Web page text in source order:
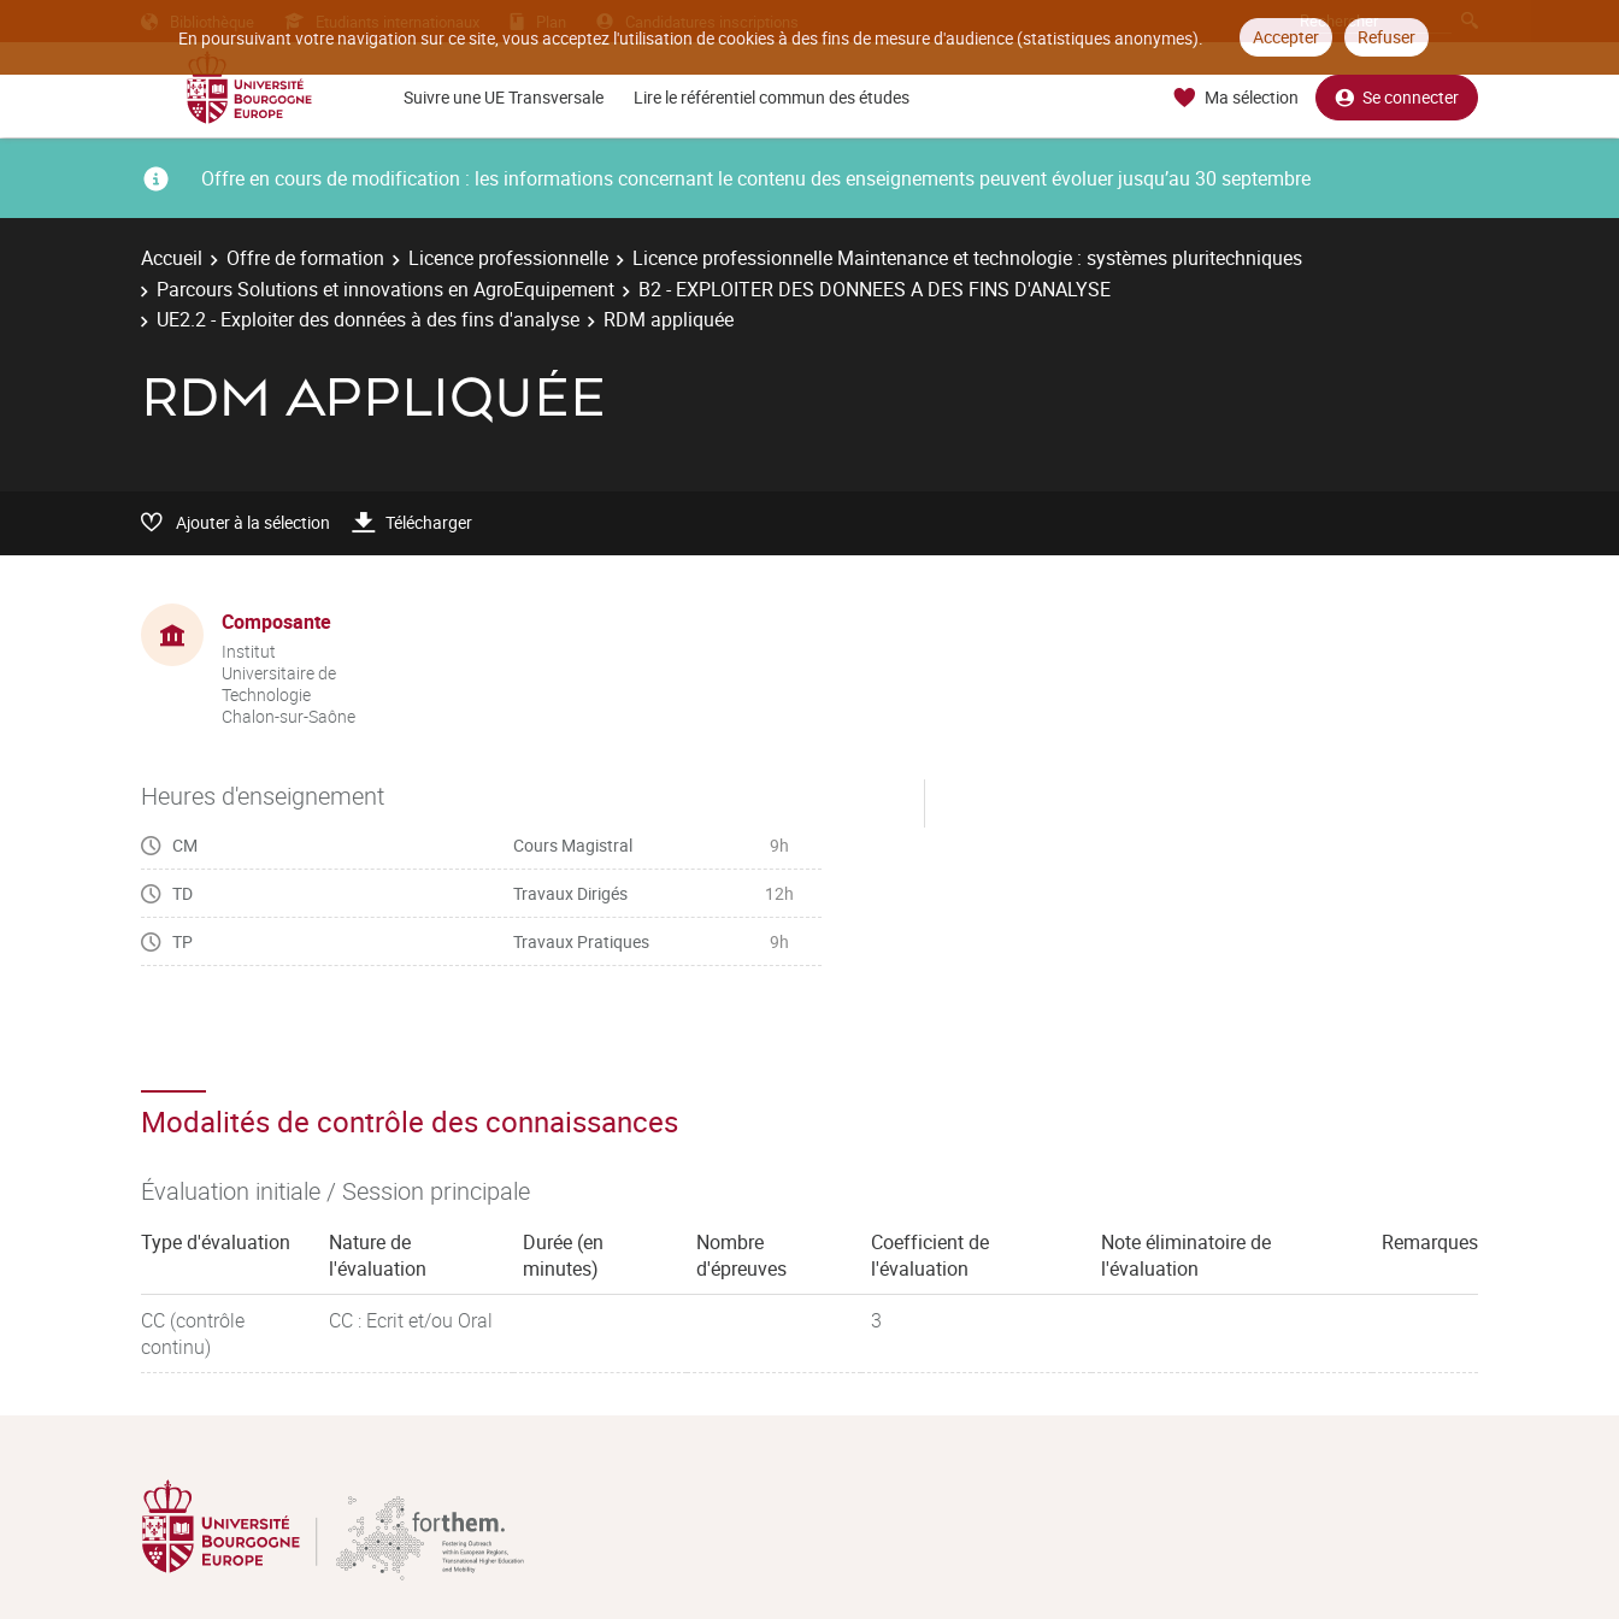
En poursuivant votre navigation sur ce site, vous acceptez l'utilisation de cookies à des fins de mesure d'audience (statistiques anonymes). Accepter Refuser
Bibliothèque Etudiants internationaux Plan Candidatures inscriptions
Suivre une UE Transversale Lire le référentiel commun des études Ma sélection Se connecter
Offre en cours de modification : les informations concernant le contenu des enseignements peuvent évoluer jusqu’au 30 septembre
Accueil Offre de formation Licence professionnelle
Licence professionnelle Maintenance et technologie : systèmes pluritechniques
Parcours Solutions et innovations en AgroEquipement
B2 - EXPLOITER DES DONNEES A DES FINS D'ANALYSE
UE2.2 - Exploiter des données à des fins d'analyse
RDM appliquée
RDM APPLIQUÉE
Ajouter à la sélection Télécharger
Composante
Institut
Universitaire de
Technologie
Chalon-sur-Saône
Heures d'enseignement
CM Cours Magistral 9h
TD Travaux Dirigés 12h
TP Travaux Pratiques 9h
Modalités de contrôle des connaissances
Évaluation initiale / Session principale
Type d'évaluation
Nature de
l'évaluation
Durée (en
minutes)
Nombre
d'épreuves
Coefficient de
l'évaluation
Note éliminatoire de
l'évaluation
Remarques
CC (contrôle
continu)
CC : Ecrit et/ou Oral 3